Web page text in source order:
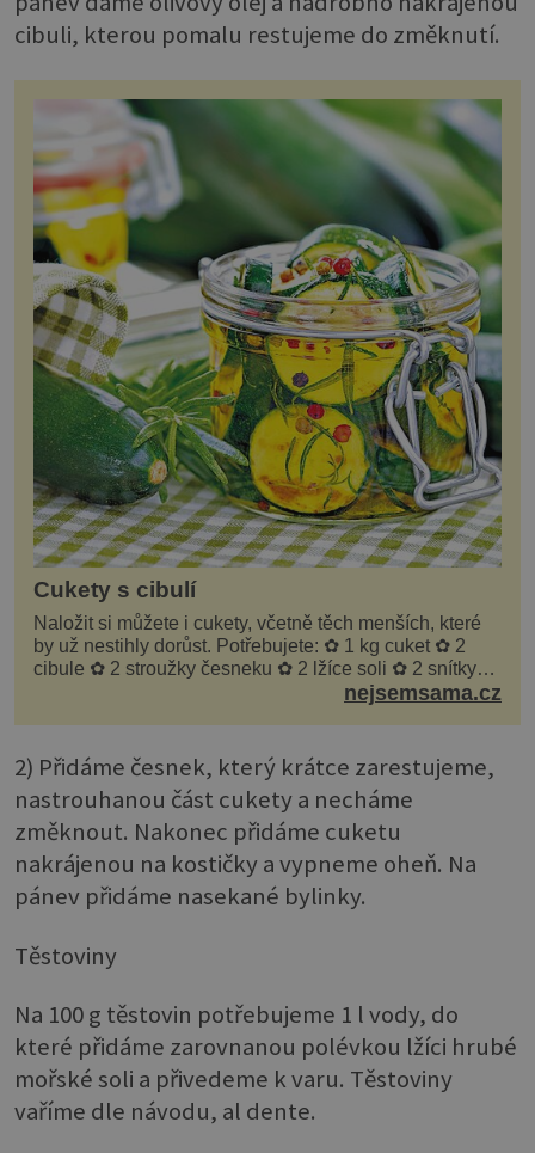
cibuli, kterou pomalu restujeme do změknutí.
Cukety s cibulí
Naložit si můžete i cukety, včetně těch menších, které
by už nestihly dorůst. Potřebujete: ✿ 1 kg cuket ✿ 2
cibule ✿ 2 stroužky česneku ✿ 2 lžíce soli ✿ 2 snítky
kopru ✿ hrst petrželky Nálev: ✿ 400 m...nejsemsama.cz
2) Přidáme česnek, který krátce zarestujeme,
nastrouhanou část cukety a necháme
změknout. Nakonec přidáme cuketu
nakrájenou na kostičky a vypneme oheň. Na
pánev přidáme nasekané bylinky.
Těstoviny
Na 100 g těstovin potřebujeme 1 l vody, do
které přidáme zarovnanou polévkou lžíci hrubé
mořské soli a přivedeme k varu. Těstoviny
vaříme dle návodu, al dente.